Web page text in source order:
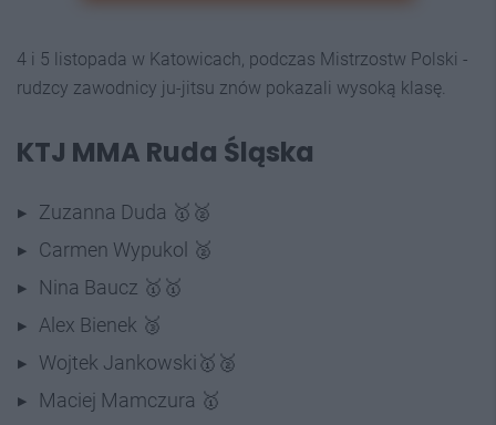
4 i 5 listopada w Katowicach, podczas Mistrzostw Polski -
rudzcy zawodnicy ju-jitsu znów pokazali wysoką klasę.
KTJ MMA Ruda Śląska
Zuzanna Duda 🥇🥈
Carmen Wypukol 🥈
Nina Baucz 🥇🥇
Alex Bienek 🥉
Wojtek Jankowski🥇🥈
Maciej Mamczura 🥇